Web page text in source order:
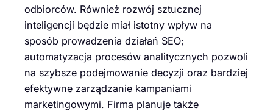
odbiorców. Również rozwój sztucznej
inteligencji będzie miał istotny wpływ na
sposób prowadzenia działań SEO;
automatyzacja procesów analitycznych pozwoli
na szybsze podejmowanie decyzji oraz bardziej
efektywne zarządzanie kampaniami
marketingowymi. Firma planuje także